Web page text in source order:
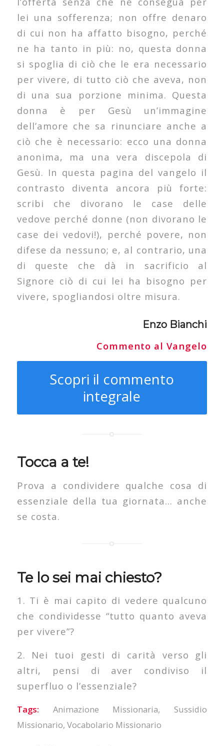
lei una sofferenza; non offre denaro
di cui non ha affatto bisogno, perché
ne ha tanto in più: no, questa donna
si spoglia di ciò che le era necessario
per vivere, di tutto ciò che aveva, non
di una sua porzione minima. Questa
donna è per Gesù un’immagine
dell’amore che sa rinunciare anche a
ciò che è necessario: ecco una donna
anonima, ma una vera discepola di
Gesù. In questa pagina del vangelo il
contrasto diventa ancora più forte:
scribi che divorano le case delle
vedove perché donne (non divorano le
case dei vedovi!), perché povere, non
difese da nessuno; e, al contrario, una
di queste che dà in sacrificio al
Signore ciò di cui lei ha bisogno per
vivere, spogliandosi oltre misura.
Enzo Bianchi
Commento al Vangelo
Scopri il commento
integrale
Tocca a te!
Prova a condividere qualche cosa di
essenziale della tua giornata… anche
se costa.
Te lo sei mai chiesto?
1. Ti è mai capito di vedere qualcuno
che condividesse “tutto quanto aveva
per vivere”?
2. Nei tuoi gesti di carità verso gli
altri, pensi di aver condiviso il
superfluo o l’essenziale?
Tags: Animazione Missionaria, Sussidio
Missionario, Vocabolario Missionario